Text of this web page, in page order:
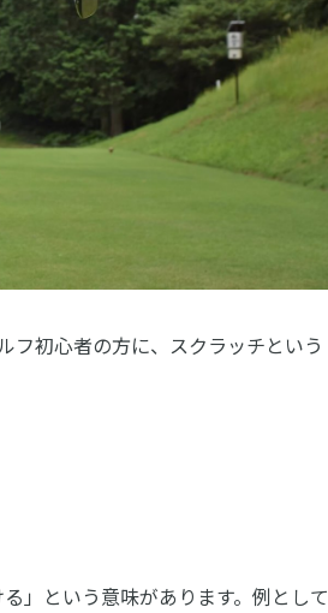
フ初心者の方に、スクラッチという
」という意味があります。例として